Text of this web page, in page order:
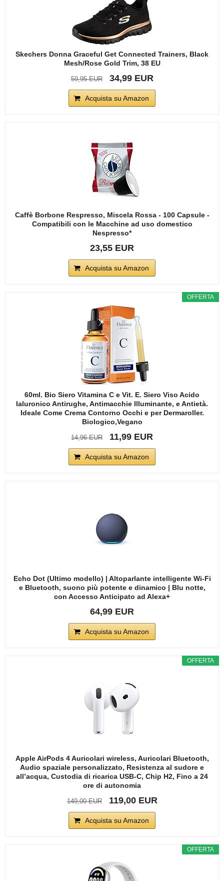
Skechers Donna Graceful Get Connected Trainers, Black
Mesh/Rose Gold Trim, 38 EU
59,95 EUR 34,99 EUR
Acquista su Amazon
Caffè Borbone Respresso, Miscela Rossa - 100 Capsule -
Compatibili con le Macchine ad uso domestico
Nespresso*
23,55 EUR
Acquista su Amazon
OFFERTA
60ml. Bio Siero Vitamina C e Vit. E. Siero Viso Acido
Ialuronico Antirughe, Antimacchie Illuminante, e Antietà.
Ideale Come Crema Contorno Occhi e per Dermaroller.
Biologico,Vegano
14,96 EUR 11,99 EUR
Acquista su Amazon
Echo Dot (Ultimo modello) | Altoparlante intelligente Wi-Fi
e Bluetooth, suono più potente e dinamico | Blu notte,
con Accesso Anticipato ad Alexa+
64,99 EUR
Acquista su Amazon
OFFERTA
Apple AirPods 4 Auricolari wireless, Auricolari Bluetooth,
Audio spaziale personalizzato, Resistenza al sudore e
all’acqua, Custodia di ricarica USB-C, Chip H2, Fino a 24
ore di autonomia
149,00 EUR 119,00 EUR
Acquista su Amazon
OFFERTA